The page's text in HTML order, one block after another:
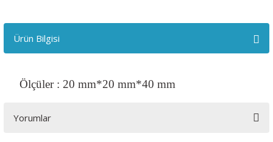
Ürün Bilgisi
Ölçüler : 20 mm*20 mm*40 mm
Yorumlar